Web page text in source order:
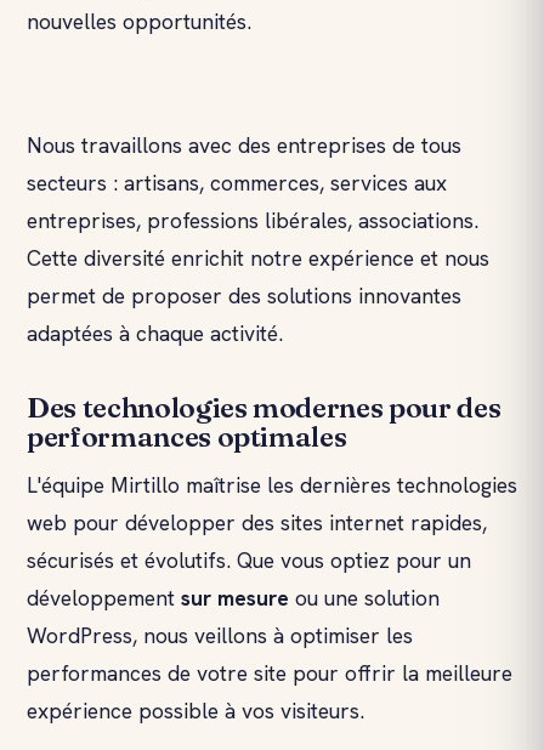
nouvelles opportunités.
Nous travaillons avec des entreprises de tous
secteurs : artisans, commerces, services aux
entreprises, professions libérales, associations.
Cette diversité enrichit notre expérience et nous
permet de proposer des solutions innovantes
adaptées à chaque activité.
Des technologies modernes pour des
performances optimales
L'équipe Mirtillo maîtrise les dernières technologies
web pour développer des sites internet rapides,
sécurisés et évolutifs. Que vous optiez pour un
développement sur mesure ou une solution
WordPress, nous veillons à optimiser les
performances de votre site pour offrir la meilleure
expérience possible à vos visiteurs.